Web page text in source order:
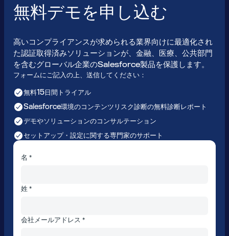
無料デモを申し込む
高いコンプライアンスが求められる業界向けに最適化され
た認証取得済みソリューションが、金融、医療、公共部門
を含むグローバル企業のSalesforce製品を保護します。
フォームにご記入の上、送信してください：
無料15日間トライアル
Salesforce環境のコンテンツリスク診断の無料診断レポート
デモやソリューションのコンサルテーション
セットアップ・設定に関する専門家のサポート
名 *
姓 *
会社メールアドレス *